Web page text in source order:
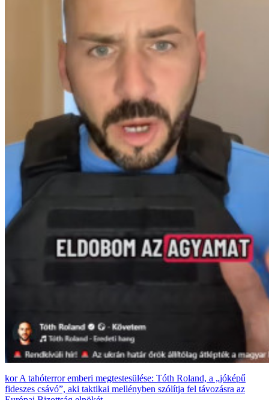
A tahóterror emberi megtestesülése: Tóth Roland, a „jóképű
fideszes csávó”, aki taktikai mellényben szólítja fel távozásra az